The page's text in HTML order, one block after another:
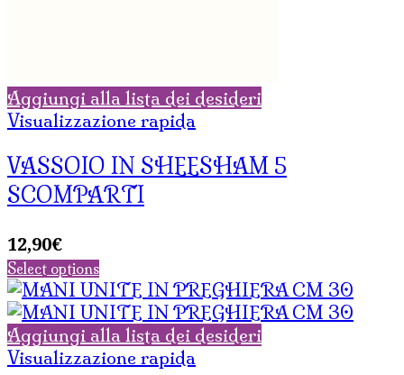
Aggiungi alla lista dei desideri
Visualizzazione rapida
VASSOIO IN SHEESHAM 5
SCOMPARTI
12,90€
Select options
Aggiungi alla lista dei desideri
Visualizzazione rapida